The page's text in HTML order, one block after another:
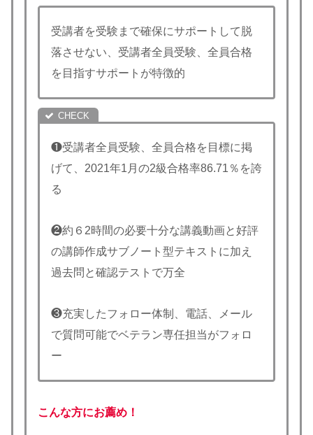
受講者を受験まで確保にサポートして脱
落させない、受講者全員受験、全員合格
を目指すサポートが特徴的
❶受講者全員受験、全員合格を目標に掲
げて、2021年1月の2級合格率86.71％を誇
る
❷約６2時間の必要十分な講義動画と好評
の講師作成サブノート型テキストに加え
過去問と確認テストで万全
❸充実したフォロー体制、電話、メール
で質問可能でベテラン専任担当がフォロ
ー
こんな方にお薦め！